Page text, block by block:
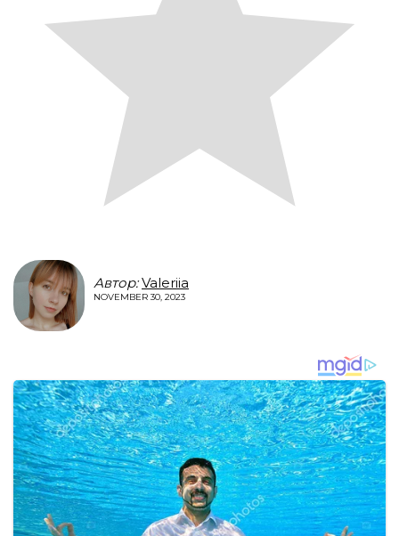
Автор: Valeriia
NOVEMBER 30, 2023